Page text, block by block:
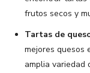
frutos secos y
Tartas de
mejores quesos
amplia variedad